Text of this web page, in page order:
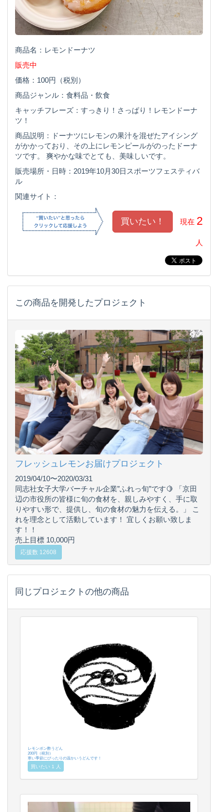
商品名：レモンドーナツ
販売中
価格：100円（税別）
商品ジャンル：食料品・飲食
キャッチフレーズ：すっきり！さっぱり！レモンドーナ
ツ！
商品説明：ドーナツにレモンの果汁を混ぜたアイシング
がかかっており、その上にレモンピールがのったドーナ
ツです。 爽やかな味でとても、美味しいです。
販売場所・日時：2019年10月30日スポーツフェスティバ
ル
関連サイト：
現在 2
人
この商品を開発したプロジェクト
フレッシュレモンお届けプロジェクト
2019/04/10〜2020/03/31
同志社女子大学バーチャル企業”ふれっ旬”です🍋 「京田
辺の市役所の皆様に旬の食材を、親しみやすく、手に取
りやすい形で、提供し、旬の食材の魅力を伝える。」 こ
れを理念として活動しています！ 宜しくお願い致しま
す！！
売上目標 10,000円
応援数 12608
同じプロジェクトの他の商品
レモンポン酢うどん
200円（税別）
寒い季節にぴったりの温かいうどんです！
買いたい 1 人